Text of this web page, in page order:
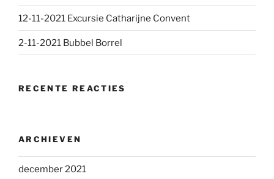
12-11-2021 Excursie Catharijne Convent
2-11-2021 Bubbel Borrel
RECENTE REACTIES
ARCHIEVEN
december 2021